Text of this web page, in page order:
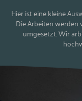
Hier ist eine kleine
Die Arbeiten
umgesetzt. Wir